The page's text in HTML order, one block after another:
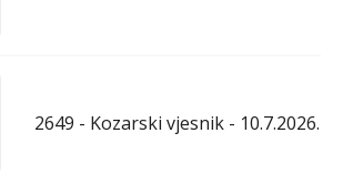
2649 - Kozarski vjesnik - 10.7.2026.